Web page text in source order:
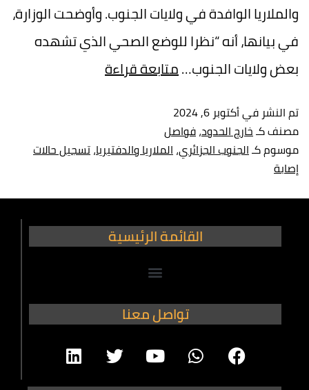
والملاريا الوافدة في ولايات الجنوب. وأوضحت الوزارة،
في بيانها، أنه “نظرا للوضع الصحي الذي تشهده
بعض ولايات الجنوب…متابعة قراءة
تم النشر فيأكتوبر 6, 2024
مصنف كـخارج الحدود،فواصل
موسوم كـالجنوب الجزائري،الملاريا والدفتيريا،تسجيل حالات
إصابة
القائمة الرئيسية
تواصل معنا